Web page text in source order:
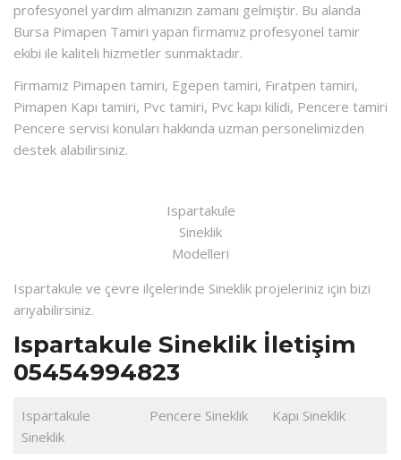
profesyonel yardım almanızın zamanı gelmiştir. Bu alanda
Bursa Pimapen Tamiri yapan firmamız profesyonel tamir
ekibi ile kaliteli hizmetler sunmaktadır.
Firmamız Pimapen tamiri, Egepen tamiri, Fıratpen tamiri,
Pimapen Kapı tamiri, Pvc tamiri, Pvc kapı kilidi, Pencere tamiri
Pencere servisi konuları hakkında uzman personelimizden
destek alabilirsiniz.
Ispartakule
Sineklik
Modelleri
Ispartakule ve çevre ilçelerinde Sineklik projeleriniz için bizi
arıyabilirsiniz.
Ispartakule Sineklik İletişim
05454994823
Ispartakule
Sineklik
Pencere Sineklik Kapı Sineklik